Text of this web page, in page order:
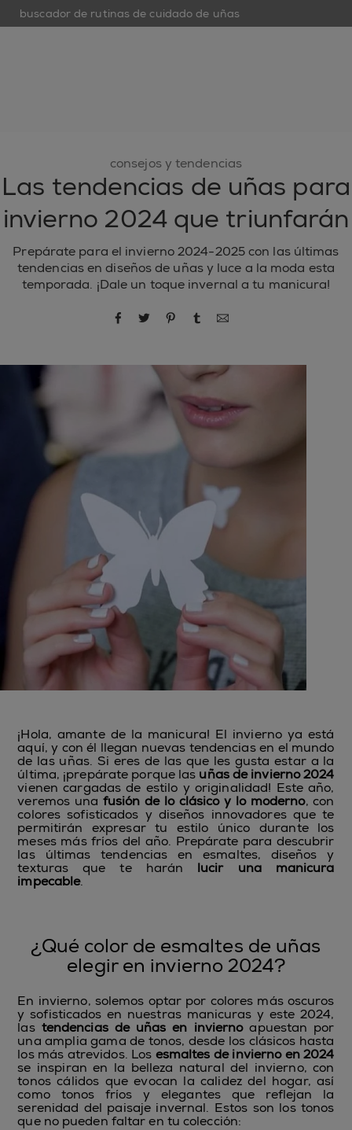
buscador de rutinas de cuidado de uñas
consejos y tendencias
Las tendencias de uñas para
invierno 2024 que triunfarán
Prepárate para el invierno 2024-2025 con las últimas
tendencias en diseños de uñas y luce a la moda esta
temporada. ¡Dale un toque invernal a tu manicura!
compartir por Facebook
compartir por Twitter
compartir por Pinterest
compartir por Tumblr
compartir por
¡Hola, amante de la manicura! El invierno ya está
aquí, y con él llegan nuevas tendencias en el mundo
de las uñas. Si eres de las que les gusta estar a la
última, ¡prepárate porque las uñas de invierno 2024
vienen cargadas de estilo y originalidad! Este año,
veremos una fusión de lo clásico y lo moderno, con
colores sofisticados y diseños innovadores que te
permitirán expresar tu estilo único durante los
meses más fríos del año. Prepárate para descubrir
las últimas tendencias en esmaltes, diseños y
texturas que te harán lucir una manicura
impecable.
¿Qué color de esmaltes de uñas
elegir en invierno 2024?
En invierno, solemos optar por colores más oscuros
y sofisticados en nuestras manicuras y este 2024,
las tendencias de uñas en inviernoapuestan por
una amplia gama de tonos, desde los clásicos hasta
los más atrevidos. Los esmaltes de invierno en 2024
se inspiran en la belleza natural del invierno, con
tonos cálidos que evocan la calidez del hogar, así
como tonos fríos y elegantes que reflejan la
serenidad del paisaje invernal. Estos son los tonos
que no pueden faltar en tu colección: